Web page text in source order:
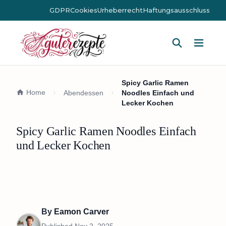
GDPRCookiesUrheberrechtHaftungsausschluss
Home Abendessen
Spicy Garlic Ramen
Noodles Einfach und
Lecker Kochen
Spicy Garlic Ramen Noodles Einfach
und Lecker Kochen
By Eamon Carver